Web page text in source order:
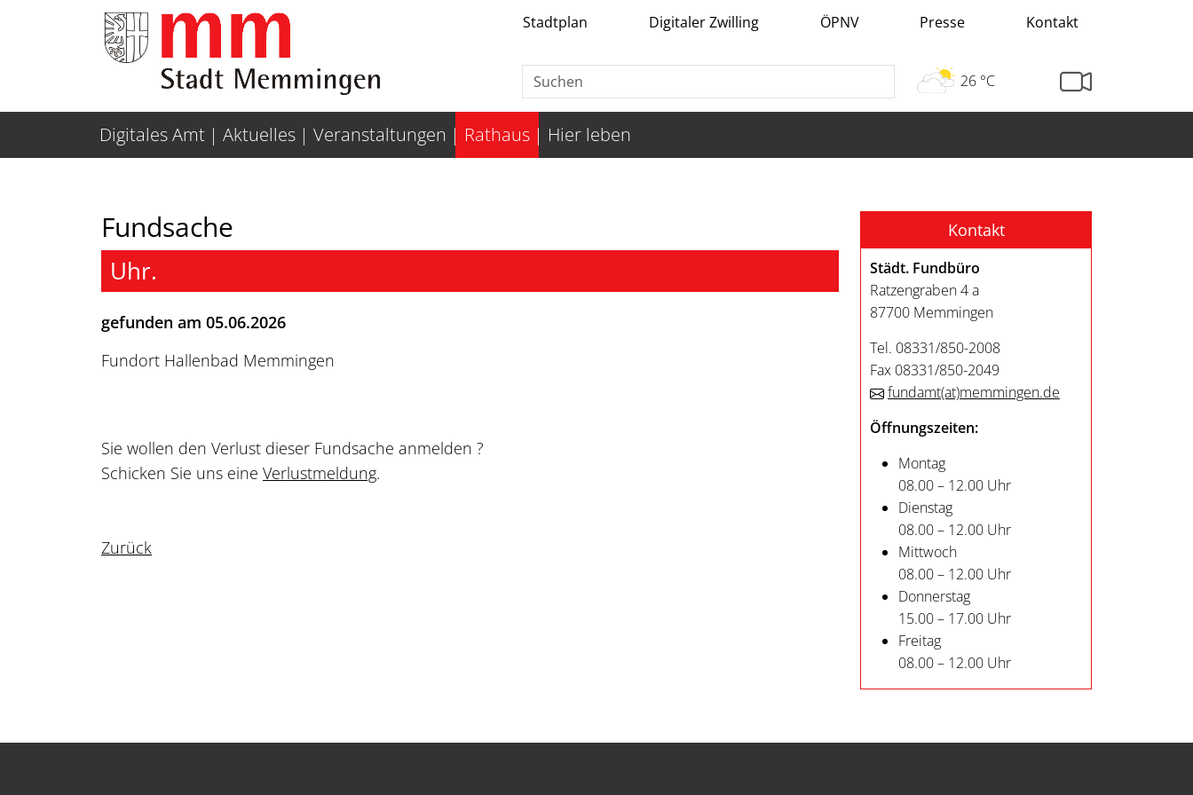
Weiter zur Navigation Weiter zum Inhalt Stadtplan Digitaler Zwilling ÖPNV Presse Kontakt
26 °C
Digitales Amt Aktuelles Veranstaltungen Rathaus Hier leben
Fundsache
Uhr.
gefunden am 05.06.2026
Fundort Hallenbad Memmingen
Sie wollen den Verlust dieser Fundsache anmelden ?
Schicken Sie uns eine Verlustmeldung.
Zurück
Kontakt
Städt. Fundbüro
Ratzengraben 4 a
87700 Memmingen
Tel. 08331/850-2008
Fax 08331/850-2049
fundamt(at)memmingen.de
Öffnungszeiten:
Montag
08.00 – 12.00 Uhr
Dienstag
08.00 – 12.00 Uhr
Mittwoch
08.00 – 12.00 Uhr
Donnerstag
15.00 – 17.00 Uhr
Freitag
08.00 – 12.00 Uhr